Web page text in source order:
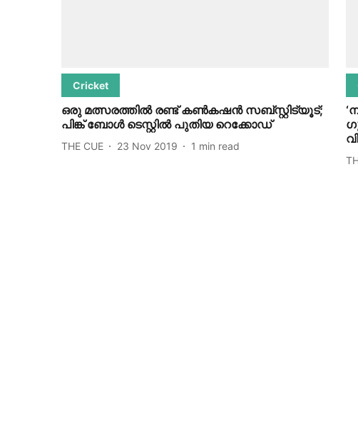
Cricket
ഒരു മത്സരത്തിൽ രണ്ട് കൺകഷൻ സബ്സ്റ്റിട്യൂട്;
പിങ്ക് ബോൾ ടെസ്റ്റിൽ പുതിയ റെക്കോഡ്
THE CUE 23 Nov 2019 1 min read